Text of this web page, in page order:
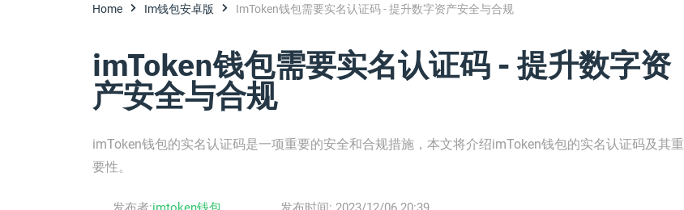
Home Im钱包安卓版 ImToken钱包需要实名认证码 - 提升数字资产安全与合规
imToken钱包需要实名认证码 - 提升数字资
产安全与合规
imToken钱包的实名认证码是一项重要的安全和合规措施，本文将介绍imToken钱包的实名认证码及其重
要性。